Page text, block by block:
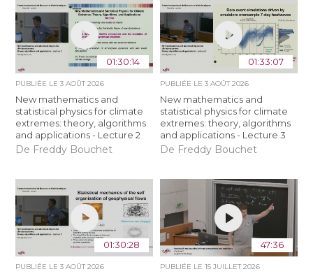
01:30:14
PUBLIÉE LE3 AOÛT 2026
New mathematics and
statistical physics for climate
extremes: theory, algorithms
and applications - Lecture 2
De Freddy Bouchet
01:33:07
PUBLIÉE LE 3 AOÛT 2026
New mathematics and
statistical physics for climate
extremes: theory, algorithms
and applications - Lecture 3
De Freddy Bouchet
01:30:28
PUBLIÉE LE3 AOÛT 2026
47:36
PUBLIÉE LE 15 JUILLET 2026